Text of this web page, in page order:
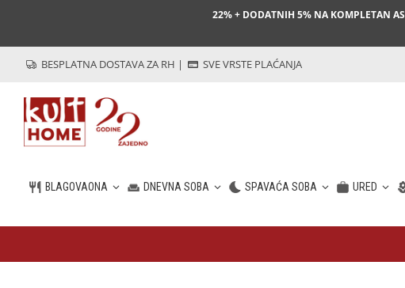
22% + DODATNIH 5% NA KOMPLETAN
BESPLATNA DOSTAVA ZA RH | SVE VRSTE PLAĆANJA
BLAGOVAONA DNEVNA SOBA SPAVAĆA SOBA URED
HR